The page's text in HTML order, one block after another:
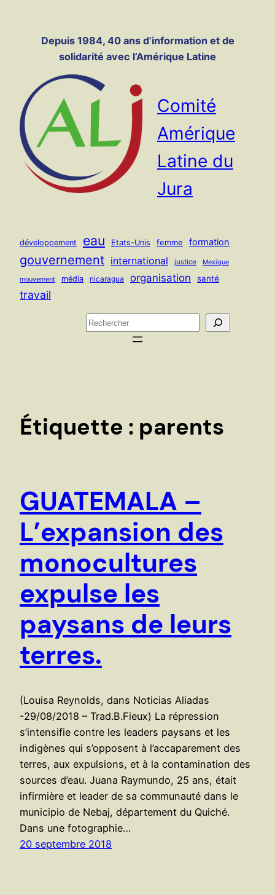
contenuDepuis 1984, 40 ans d’information et de
solidarité avec l’Amérique Latine
Comité
Amérique
Latine du
Jura
développement eau Etats-Unis femme formation
gouvernement international justice Mexique
mouvement média nicaragua organisation santé
travail
R
h
Étiquette : parents
GUATEMALA –
L’expansion des
monocultures
expulse les
paysans de leurs
terres.
(Louisa Reynolds, dans Noticias Aliadas
-29/08/2018 – Trad.B.Fieux) La répression
s’intensifie contre les leaders paysans et les
indigènes qui s’opposent à l’accaparement des
terres, aux expulsions, et à la contamination des
sources d’eau. Juana Raymundo, 25 ans, était
infirmière et leader de sa communauté dans le
municipio de Nebaj, département du Quiché.
Dans une fotographie…
20 septembre 2018